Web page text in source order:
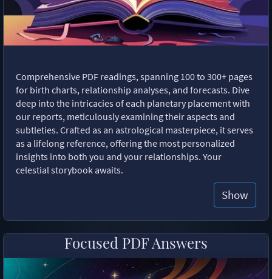
Comprehensive PDF readings, spanning 100 to 300+ pages
for birth charts, relationship analyses, and forecasts. Dive
deep into the intricacies of each planetary placement with
our reports, meticulously examining their aspects and
subtleties. Crafted as an astrological masterpiece, it serves
as a lifelong reference, offering the most personalized
insights into both you and your relationships. Your
celestial storybook awaits.
Show
Focused PDF Answers